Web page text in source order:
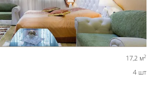
17,2 м2
4 шт